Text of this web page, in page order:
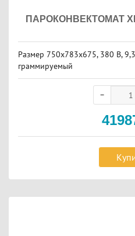
ПАРОКОНВЕКТОМАТ
Размер 750х783х675, 380 В,
граммируемый